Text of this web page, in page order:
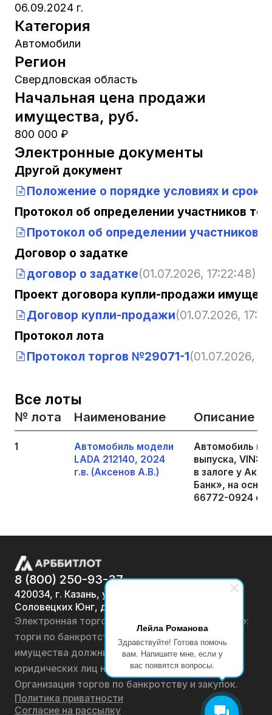
Лейла Романова
Здравствуйте! Готова помочь
вам. Напишите мне, если у
вас появятся вопросы.
06.09.2024 г.
Категория
Автомобили
Регион
Свердловская область
Начальная цена продажи
имущества, руб.
800 000 ₽
Электронные документы
Другой документ
Положение о порядке условиях и
Протокол об определении участников
Протокол об определении участников
Договор о задатке
договор о задатке(01.07.2026, 17:22:48)
Проект договора купли-продажи
Договор купли-продажи(01.07.2026,
Протокол лота
Протокол торгов №29071-1(01.07.2026,
Все лоты
№ лота Наименование Описание
1
Автомобиль модели
LADA 212140, 2024
г.в. (Аксенов А.В.)
Автомобиль
выпуска, VIN:
в залоге у
Банк», на
66772-0924 от
8 (800) 250-93-37
420034, г. Казань, ул.
Соловецких Юнг, д. 7
Электронная торговая площадка «АРББИТЛОТ»:
торги по банкротству, лоты по продаже
имущества должников физических лиц и
юридических лиц на онлайн-аукционах.
Организация торгов по банкротству и закупок.
Политика приватности
Согласие на рассылку